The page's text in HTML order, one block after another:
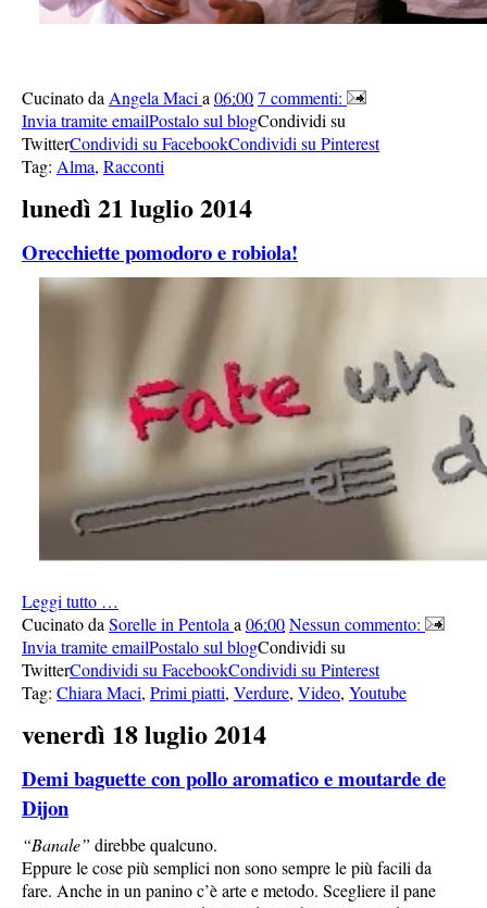
Cucinato da Angela Maci a 06:007 commenti:
Invia tramite emailPostalo sul blogCondividi su
TwitterCondividi su FacebookCondividi su Pinterest
Tag: Alma, Racconti
lunedì 21 luglio 2014
Orecchiette pomodoro e robiola!
Leggi tutto …
Cucinato da Sorelle in Pentola a 06:00Nessun commento:
Invia tramite emailPostalo sul blogCondividi su
TwitterCondividi su FacebookCondividi su Pinterest
Tag: Chiara Maci, Primi piatti, Verdure, Video, Youtube
venerdì 18 luglio 2014
Demi baguette con pollo aromatico e moutarde de
Dijon
“Banale” direbbe qualcuno.
Eppure le cose più semplici non sono sempre le più facili da
fare. Anche in un panino c’è arte e metodo. Scegliere il pane